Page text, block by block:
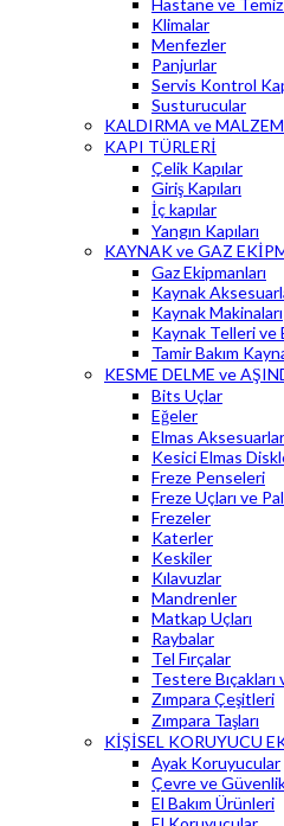
Klimalar
Menfezler
Panjurlar
Servis Kontrol
Susturucular
KALDIRMA ve
KAPI TÜRLERİ
Çelik Kapılar
Giriş Kapıları
İç kapılar
Yangın Kapıları
KAYNAK ve GAZ
Gaz Ekipmanları
Kaynak
Kaynak Makinaları
Kaynak Telleri ve
Tamir Bakım
KESME DELME ve
Bits Uçlar
Eğeler
Elmas
Kesici Elmas
Freze Penseleri
Freze Uçları ve
Frezeler
Katerler
Keskiler
Kılavuzlar
Mandrenler
Matkap Uçları
Raybalar
Tel Fırçalar
Testere
Zımpara Çeşitleri
Zımpara Taşları
KİŞİSEL KORUYUCU
Ayak Koruyucular
Çevre ve
El Bakım Ürünleri